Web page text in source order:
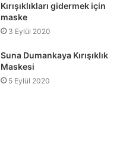
Kırışıklıkları gidermek için
maske
3 Eylül 2020
Suna Dumankaya Kırışıklık
Maskesi
5 Eylül 2020